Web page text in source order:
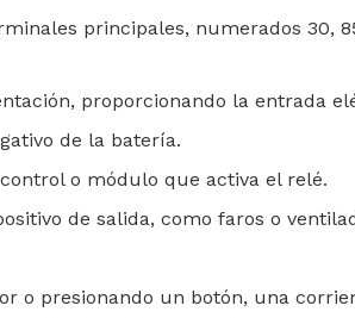
principales, numerados 30,
proporcionando la entrada
de la batería.
o módulo que activa el relé.
de salida, como faros o
o presionando un botón, una